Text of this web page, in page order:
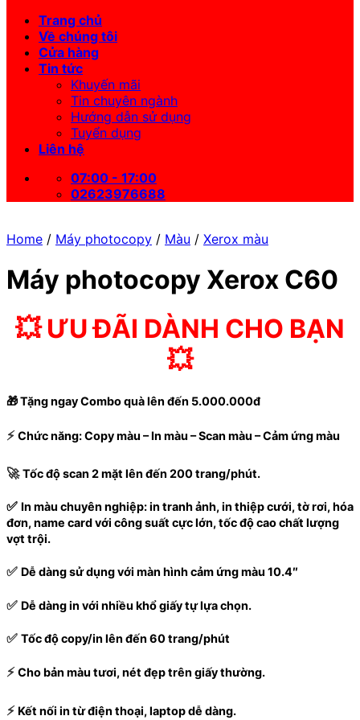
Trang chủ
Về chúng tôi
Cửa hàng
Tin tức
Khuyến mãi
Tin chuyên ngành
Hướng dẫn sử dụng
Tuyển dụng
Liên hệ
07:00 - 17:00
02623976688
Home / Máy photocopy / Màu / Xerox màu
Máy photocopy Xerox C60
💥 ƯU ĐÃI DÀNH CHO BẠN
💥
🎁Tặng ngay Combo quà lên đến 5.000.000đ
⚡Chức năng: Copy màu – In màu – Scan màu – Cảm ứng màu
🚀 Tốc độ scan 2 mặt lên đến 200 trang/phút.
✅ In màu chuyên nghiệp: in tranh ảnh, in thiệp cưới, tờ rơi, hóa
đơn, name card với công suất cực lớn, tốc độ cao chất lượng
vợt trội.
✅ Dễ dàng sử dụng với màn hình cảm ứng màu 10.4″
✅ Dễ dàng in với nhiều khổ giấy tự lựa chọn.
✅ Tốc độ copy/in lên đến 60 trang/phút
⚡Cho bản màu tươi, nét đẹp trên giấy thường.
⚡ Kết nối in từ điện thoại, laptop dễ dàng.